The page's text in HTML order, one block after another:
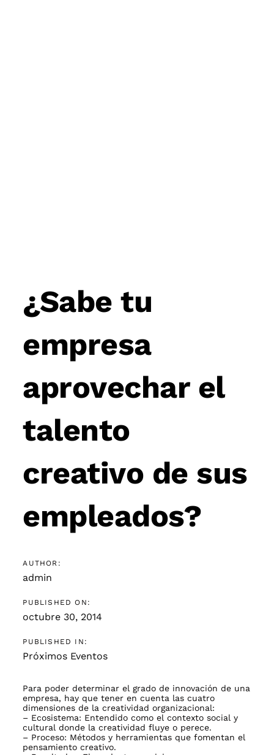
¿Sabe tu
empresa
aprovechar el
talento
creativo de sus
empleados?
AUTHOR:
admin
PUBLISHED ON:
octubre 30, 2014
PUBLISHED IN:
Próximos Eventos
Para poder determinar el grado de innovación de una
empresa, hay que tener en cuenta las cuatro
dimensiones de la creatividad organizacional:
– Ecosistema: Entendido como el contexto social y
cultural donde la creatividad fluye o perece.
– Proceso: Métodos y herramientas que fomentan el
pensamiento creativo.
navigation